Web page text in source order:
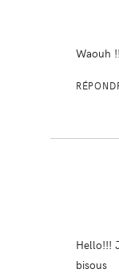
Waouh
Hello!!!
bisous